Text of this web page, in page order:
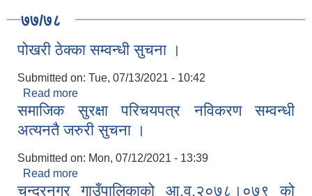
७७/७८
पोखरी ठेक्का सम्वन्धी सुचना ।
Submitted on: Tue, 07/13/2021 - 10:42
Read more
समाजिक सुरक्षा परिचयपत्र नविकरण सम्वन्धी
अत्यनतै जरुरी सुचना ।
Submitted on: Mon, 07/12/2021 - 13:39
Read more
अत्यनतै जरुरी सुचना ।
चन्द्रनगर गाउँपालिकाको आ.व.२०७८।०७९ को